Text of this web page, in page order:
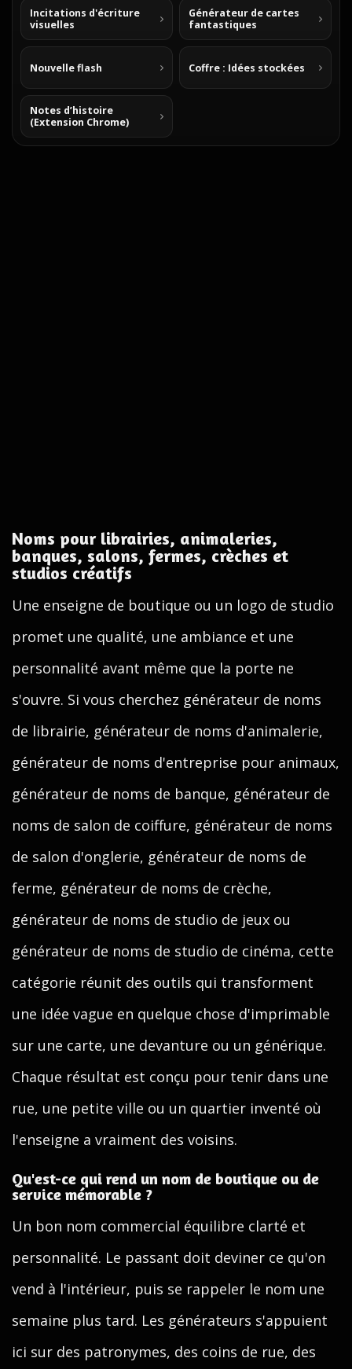
Incitations d'écriture
visuelles
Générateur de cartes
fantastiques
Nouvelle flash Coffre : Idées stockées
Notes d’histoire
(Extension Chrome)
Noms pour librairies, animaleries,
banques, salons, fermes, crèches et
studios créatifs
Une enseigne de boutique ou un logo de studio
promet une qualité, une ambiance et une
personnalité avant même que la porte ne
s'ouvre. Si vous cherchez générateur de noms
de librairie, générateur de noms d'animalerie,
générateur de noms d'entreprise pour animaux,
générateur de noms de banque, générateur de
noms de salon de coiffure, générateur de noms
de salon d'onglerie, générateur de noms de
ferme, générateur de noms de crèche,
générateur de noms de studio de jeux ou
générateur de noms de studio de cinéma, cette
catégorie réunit des outils qui transforment
une idée vague en quelque chose d'imprimable
sur une carte, une devanture ou un générique.
Chaque résultat est conçu pour tenir dans une
rue, une petite ville ou un quartier inventé où
l'enseigne a vraiment des voisins.
Qu'est-ce qui rend un nom de boutique ou de
service mémorable ?
Un bon nom commercial équilibre clarté et
personnalité. Le passant doit deviner ce qu'on
vend à l'intérieur, puis se rappeler le nom une
semaine plus tard. Les générateurs s'appuient
ici sur des patronymes, des coins de rue, des